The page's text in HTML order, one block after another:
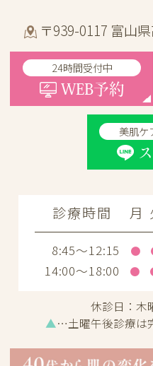
〒939-0117 富山
24時間受付中
WEB予約
美肌ケ
診療時間 月
8:45～12:15 ●
14:00～18:00 ●
休診日： 木
▲…土曜午後診療は